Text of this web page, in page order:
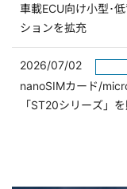
車載ECU向け小型･
ションを拡充
2026/07/02
nanoSIMカード/
「ST20シリーズ」